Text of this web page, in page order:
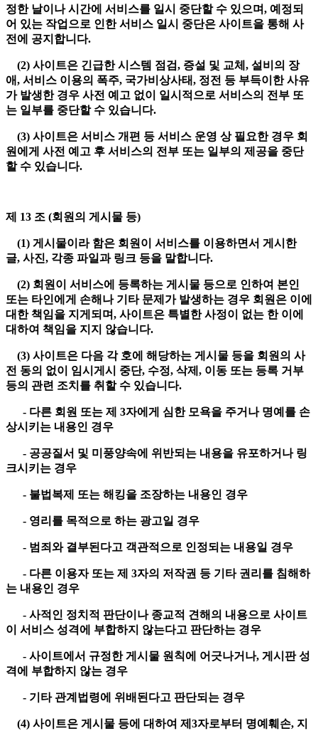
정한 날이나 시간에 서비스를 일시 중단할 수 있으며, 예정되
어 있는 작업으로 인한 서비스 일시 중단은 사이트을 통해 사
전에 공지합니다.
(2) 사이트은 긴급한 시스템 점검, 증설 및 교체, 설비의 장
애, 서비스 이용의 폭주, 국가비상사태, 정전 등 부득이한 사유
가 발생한 경우 사전 예고 없이 일시적으로 서비스의 전부 또
는 일부를 중단할 수 있습니다.
(3) 사이트은 서비스 개편 등 서비스 운영 상 필요한 경우 회
원에게 사전 예고 후 서비스의 전부 또는 일부의 제공을 중단
할 수 있습니다.
제 13 조 (회원의 게시물 등)
(1) 게시물이라 함은 회원이 서비스를 이용하면서 게시한
글, 사진, 각종 파일과 링크 등을 말합니다.
(2) 회원이 서비스에 등록하는 게시물 등으로 인하여 본인
또는 타인에게 손해나 기타 문제가 발생하는 경우 회원은 이에
대한 책임을 지게되며, 사이트은 특별한 사정이 없는 한 이에
대하여 책임을 지지 않습니다.
(3) 사이트은 다음 각 호에 해당하는 게시물 등을 회원의 사
전 동의 없이 임시게시 중단, 수정, 삭제, 이동 또는 등록 거부
등의 관련 조치를 취할 수 있습니다.
- 다른 회원 또는 제 3자에게 심한 모욕을 주거나 명예를 손
상시키는 내용인 경우
- 공공질서 및 미풍양속에 위반되는 내용을 유포하거나 링
크시키는 경우
- 불법복제 또는 해킹을 조장하는 내용인 경우
- 영리를 목적으로 하는 광고일 경우
- 범죄와 결부된다고 객관적으로 인정되는 내용일 경우
- 다른 이용자 또는 제 3자의 저작권 등 기타 권리를 침해하
는 내용인 경우
- 사적인 정치적 판단이나 종교적 견해의 내용으로 사이트
이 서비스 성격에 부합하지 않는다고 판단하는 경우
- 사이트에서 규정한 게시물 원칙에 어긋나거나, 게시판 성
격에 부합하지 않는 경우
- 기타 관계법령에 위배된다고 판단되는 경우
(4) 사이트은 게시물 등에 대하여 제3자로부터 명예훼손, 지